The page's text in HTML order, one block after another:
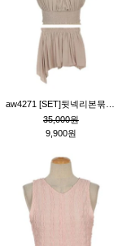
35,000원
9,900원